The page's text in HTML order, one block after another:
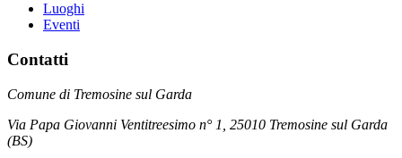
Luoghi
Eventi
Contatti
Comune di Tremosine sul Garda
Via Papa Giovanni Ventitreesimo n° 1, 25010 Tremosine sul Garda
(BS)